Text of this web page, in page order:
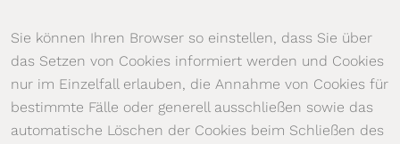
Sie können Ihren Browser so einstellen, dass Sie über
das Setzen von Cookies informiert werden und Cookies
nur im Einzelfall erlauben, die Annahme von Cookies für
bestimmte Fälle oder generell ausschließen sowie das
automatische Löschen der Cookies beim Schließen des